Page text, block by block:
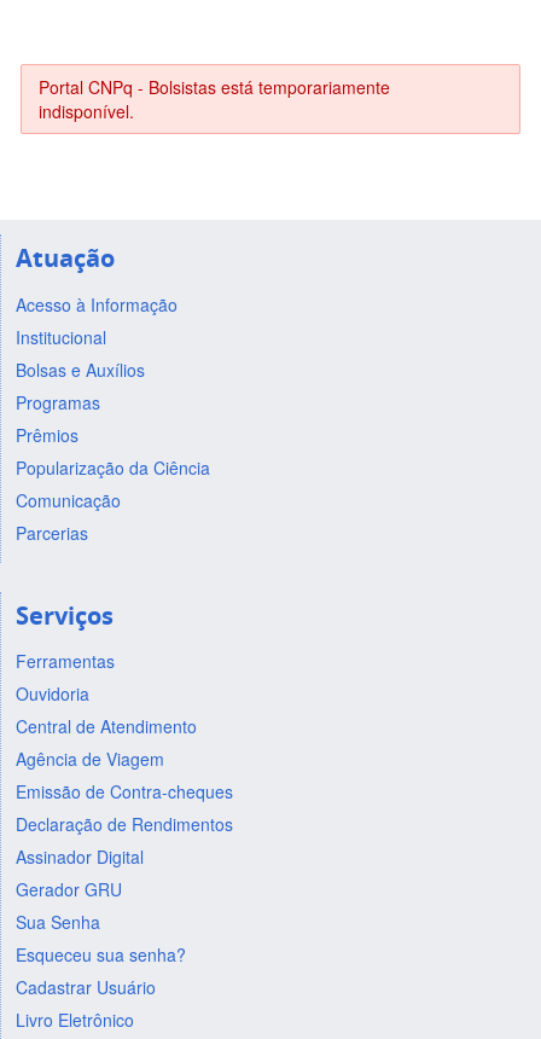
Portal CNPq - Bolsistas está temporariamente
indisponível.
Atuação
Acesso à Informação
Institucional
Bolsas e Auxílios
Programas
Prêmios
Popularização da Ciência
Comunicação
Parcerias
Serviços
Ferramentas
Ouvidoria
Central de Atendimento
Agência de Viagem
Emissão de Contra-cheques
Declaração de Rendimentos
Assinador Digital
Gerador GRU
Sua Senha
Esqueceu sua senha?
Cadastrar Usuário
Livro Eletrônico